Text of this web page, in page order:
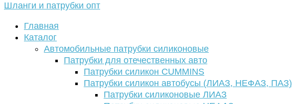
Шланги и патрубки опт
Главная
Каталог
Автомобильные патрубки силиконовые
Патрубки для отечественных авто
Патрубки силикон CUMMINS
Патрубки силикон автобусы (ЛИАЗ, НЕФАЗ, ПАЗ)
Патрубки силиконовые ЛИАЗ